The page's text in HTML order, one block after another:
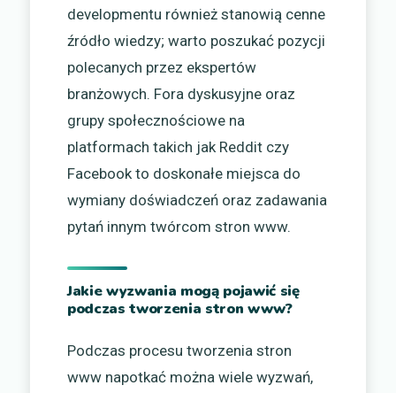
developmentu również stanowią cenne
źródło wiedzy; warto poszukać pozycji
polecanych przez ekspertów
branżowych. Fora dyskusyjne oraz
grupy społecznościowe na
platformach takich jak Reddit czy
Facebook to doskonałe miejsca do
wymiany doświadczeń oraz zadawania
pytań innym twórcom stron www.
Jakie wyzwania mogą pojawić się
podczas tworzenia stron www?
Podczas procesu tworzenia stron
www napotkać można wiele wyzwań,